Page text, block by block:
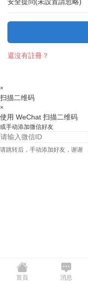
安全提問(未設置請忽略)
還沒有註冊？
×
扫描二维码
×
使用 WeChat 扫描二维码
或手动添加微信好友
请跳转后，手动添加好友，谢谢
首頁 消息